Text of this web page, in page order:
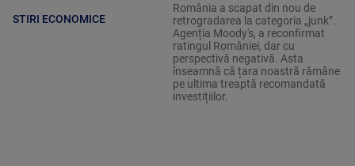
STIRI ECONOMICE
România a scapat din nou de
retrogradarea la categoria „junk”.
Agenția Moody's, a reconfirmat
ratingul României, dar cu
perspectivă negativă. Asta
înseamnă că țara noastră rămâne
pe ultima treaptă recomandată
investițiilor.